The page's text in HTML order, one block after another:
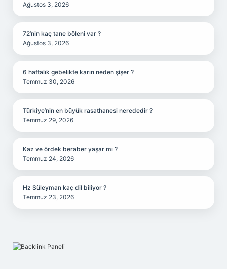
Ağustos 3, 2026
72’nin kaç tane böleni var ?
Ağustos 3, 2026
6 haftalık gebelikte karın neden şişer ?
Temmuz 30, 2026
Türkiye’nin en büyük rasathanesi nerededir ?
Temmuz 29, 2026
Kaz ve ördek beraber yaşar mı ?
Temmuz 24, 2026
Hz Süleyman kaç dil biliyor ?
Temmuz 23, 2026